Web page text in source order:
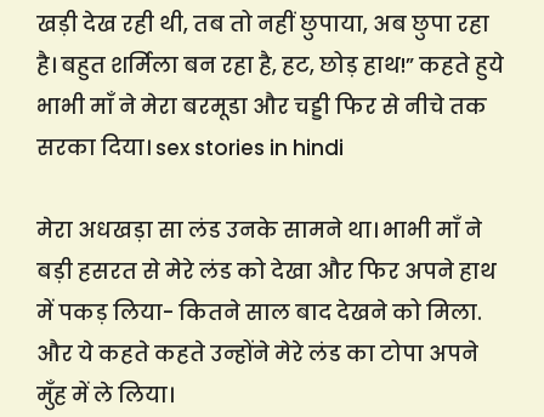
खड़ी देख रही थी, तब तो नहीं छुपाया, अब छुपा रहा
है। बहुत शर्मिला बन रहा है, हट, छोड़ हाथ!” कहते हुये
भाभी माँ ने मेरा बरमूडा और चड्डी फिर से नीचे तक
सरका दिया। sex stories in hindi
मेरा अधखड़ा सा लंड उनके सामने था। भाभी माँ ने
बड़ी हसरत से मेरे लंड को देखा और फिर अपने हाथ
में पकड़ लिया- कितने साल बाद देखने को मिला.
और ये कहते कहते उन्होंने मेरे लंड का टोपा अपने
मुँह में ले लिया।